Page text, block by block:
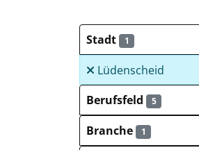
Stadt 1
Lüdenscheid
Berufsfeld
5
Branche 1